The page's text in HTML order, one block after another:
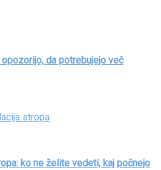
da potrebujejo več
ko ne želite vedeti, kaj počnejo